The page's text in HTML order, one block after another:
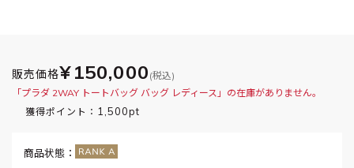
販売価格¥150,000 (税込)
「プラダ 2WAY トートバッグ バッグ レディース」の在庫がありません。
獲得ポイント： 1,500pt
商品状態：